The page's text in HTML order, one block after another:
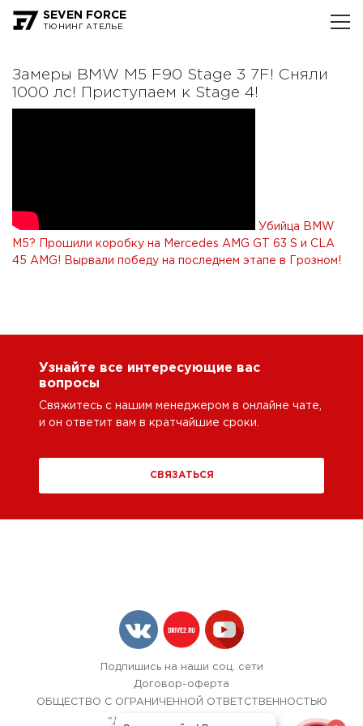
SEVEN FORCE
ТЮНИНГ АТЕЛЬЕ
Замеры BMW M5 F90 Stage 3 7F! Сняли
1000 лс! Приступаем к Stage 4!
Убийца BMW
M5? Прошили коробку на Mercedes AMG GT 63 S и CLA
45 AMG!
Вырвали победу на последнем этапе в Грозном!
Узнайте все интересующие вас
вопросы
Свяжитесь с нашим менеджером в онлайне чате,
и он ответит вам в кратчайшие сроки.
СВЯЗАТЬСЯ
Подпишись на наши соц. сети
Договор-оферта
ОБЩЕСТВО С ОГРАНИЧЕННОЙ ОТВЕТСТВЕННОСТЬЮ
"ЛОК БОКС АВТОСЕРВИС",